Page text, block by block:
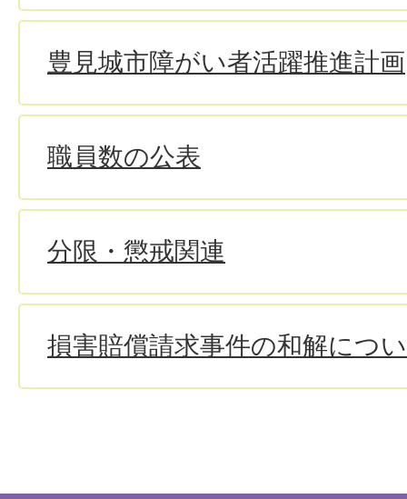
豊見城市障がい者活躍推進計画
職員数の公表
分限・懲戒関連
損害賠償請求事件の和解につ